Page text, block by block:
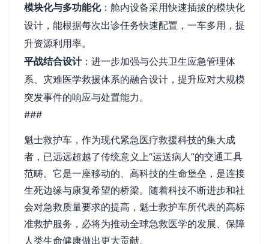
模块化与多功能化：舱内设备采用快速插拔的模块化
设计，能根据每次出诊任务快速配置，一车多用，提
升资源利用率。
平战结合设计：进一步加强与公共卫生应急管理体
系、灾难医学救援体系的融合设计，提升应对大规模
突发事件的响应与处置能力。
###
魁士救护车，作为现代紧急医疗救援科技的集大成
者，已远远超越了传统意义上“运送病人”的交通工具
范畴。它是一座移动的、高科技的生命堡垒，是连接
生死边缘与康复希望的桥梁。随着科技不断进步和社
会对急救质量要求的提高，魁士救护车所代表的高标
准救护服务，必将为推动全球急救医学的发展、保障
人类生命健康做出更大贡献。